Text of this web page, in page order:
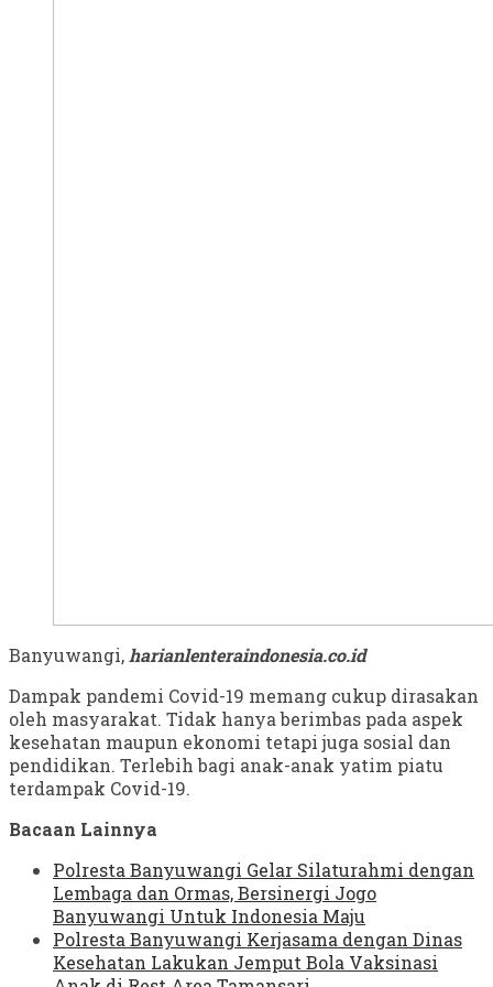
Banyuwangi,harianlenteraindonesia.co.id
Dampak pandemi Covid-19 memang cukup dirasakan
oleh masyarakat. Tidak hanya berimbas pada aspek
kesehatan maupun ekonomi tetapi juga sosial dan
pendidikan. Terlebih bagi anak-anak yatim piatu
terdampak Covid-19.
Bacaan Lainnya
Polresta Banyuwangi Gelar Silaturahmi dengan
Lembaga dan Ormas, Bersinergi Jogo
Banyuwangi Untuk Indonesia Maju
Polresta Banyuwangi Kerjasama dengan Dinas
Kesehatan Lakukan Jemput Bola Vaksinasi